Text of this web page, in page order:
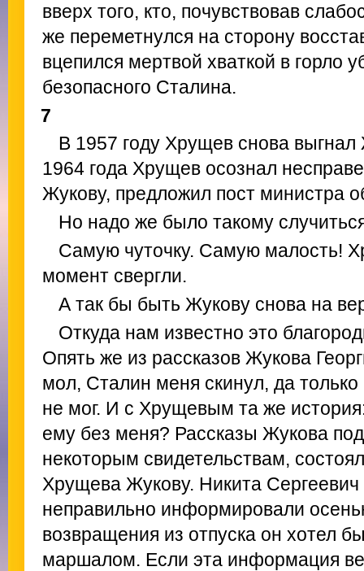
вверх того, кто, почувствовав
же переметнулся на сторону
вцепился мертвой хваткой в горло
безопасного Сталина.
7
В 1957 году Хрущев снова
1964 года Хрущев осознал
Жукову, предложил пост министра
Но надо же было такому
Самую чуточку. Самую малость!
момент свергли.
А так бы быть Жукову снова на
Откуда нам известно это
Опять же из рассказов Жукова
мол, Сталин меня скинул, да
не мог. И с Хрущевым та же
ему без меня? Рассказы Жукова
некоторым свидетельствам,
Хрущева Жукову. Никита Сергеевич
неправильно информировали
возвращения из отпуска он хотел
маршалом. Если эта информация